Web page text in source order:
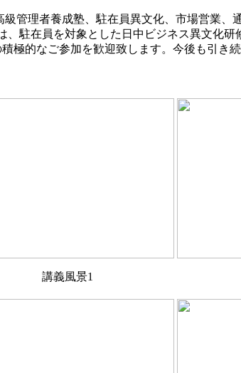
管理者養成塾、駐在員異文化、市場営業
、駐在員を対象とした日中ビジネス異文化
極的なご参加を歓迎致します。今後も引
講義風景1